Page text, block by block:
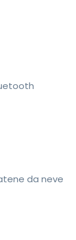
da neve